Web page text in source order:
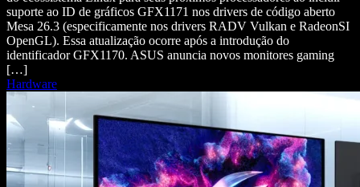
suporte ao ID de gráficos GFX1171 nos drivers de código aberto
Mesa 26.3 (especificamente nos drivers RADV Vulkan e RadeonSI
OpenGL). Essa atualização ocorre após a introdução do
identificador GFX1170. ASUS anuncia novos monitores gaming
[…]
Hardware